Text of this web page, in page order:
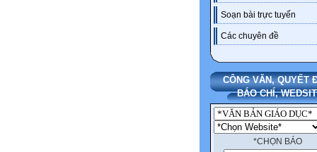
Soạn bài trực tuyến
Các chuyên đề
CÔNG VĂN, QUYẾT
BÁO CHÍ,
*CHỌN BÁO